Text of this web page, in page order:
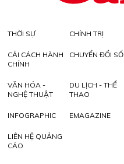
THỜI SỰ CHÍNH TRỊ
CẢI CÁCH HÀNH
CHÍNH
CHUYỂN ĐỔI SỐ
VĂN HÓA -
NGHỆ THUẬT
DU LỊCH - THỂ
THAO
INFOGRAPHIC EMAGAZINE
LIÊN HỆ QUẢNG
CÁO